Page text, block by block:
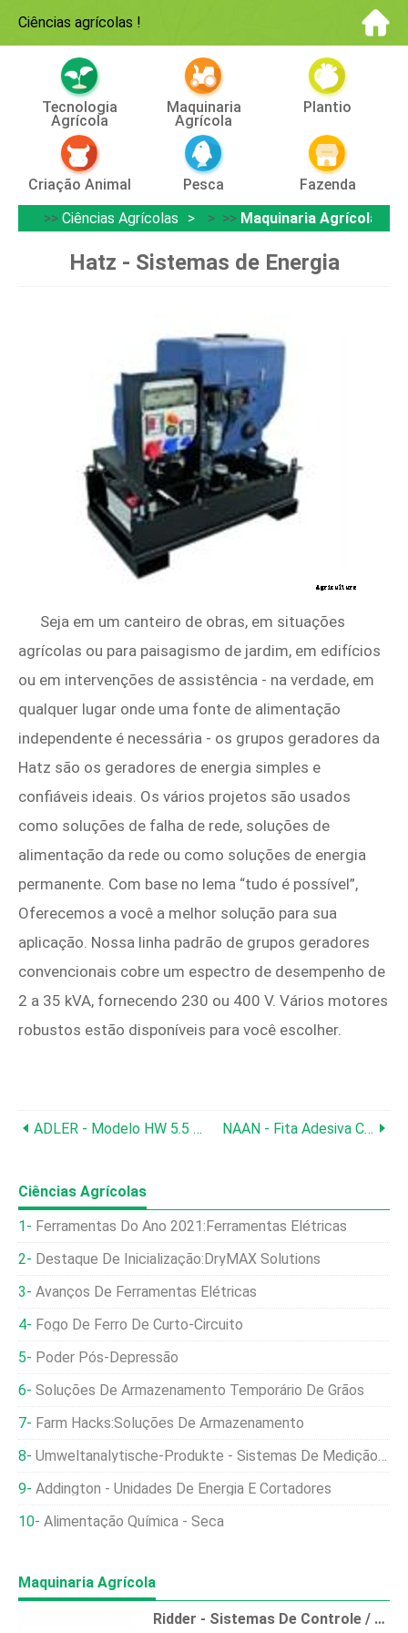
Ciências agrícolas !
Tecnologia
Agrícola
Maquinaria
Agrícola
Plantio
Criação Animal Pesca
Fazenda
>> Ciências Agrícolas > >> Maquinaria Agrícola
Hatz - Sistemas de Energia
Seja em um canteiro de obras, em situações
agrícolas ou para paisagismo de jardim, em edifícios
ou em intervenções de assistência - na verdade, em
qualquer lugar onde uma fonte de alimentação
independente é necessária - os grupos geradores da
Hatz são os geradores de energia simples e
confiáveis ​​ideais. Os vários projetos são usados ​​
como soluções de falha de rede, soluções de
alimentação da rede ou como soluções de energia
permanente. Com base no lema “tudo é possível”,
Oferecemos a você a melhor solução para sua
aplicação. Nossa linha padrão de grupos geradores
convencionais cobre um espectro de desempenho de
2 a 35 kVA, fornecendo 230 ou 400 V. Vários motores
robustos estão disponíveis para você escolher.
ADLER - Modelo HW 5.5 - Escova Capina NAAN - Fita Adesiva Chapin
Ciências Agrícolas
Ferramentas Do Ano 2021:Ferramentas Elétricas
Destaque De Inicialização:DryMAX Solutions
Avanços De Ferramentas Elétricas
Fogo De Ferro De Curto-Circuito
Poder Pós-Depressão
Soluções De Armazenamento Temporário De Grãos
Farm Hacks:Soluções De Armazenamento
Umweltanalytische-Produkte - Sistemas De Medição De Frutas
Addington - Unidades De Energia E Cortadores
Alimentação Química - Seca
Maquinaria Agrícola
Ridder - Sistemas De Controle / Direção De Direção